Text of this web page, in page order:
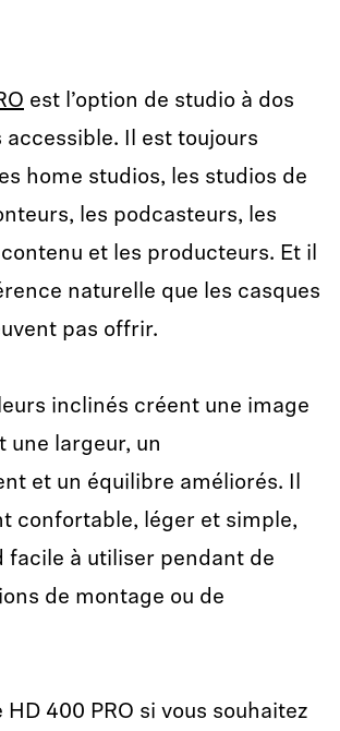
est l’option de studio à dos
accessible. Il est toujours
home studios, les studios de
les podcasteurs, les
et les producteurs. Et il
naturelle que les casques
pas offrir.
inclinés créent une image
une largeur, un
et un équilibre améliorés. Il
confortable, léger et simple,
facile à utiliser pendant de
de montage ou de
HD 400 PRO si vous souhaitez